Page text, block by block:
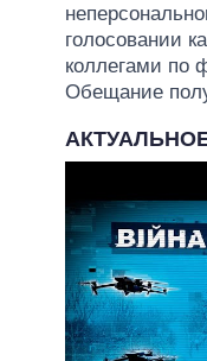
голосовании
коллегами по
Обещание